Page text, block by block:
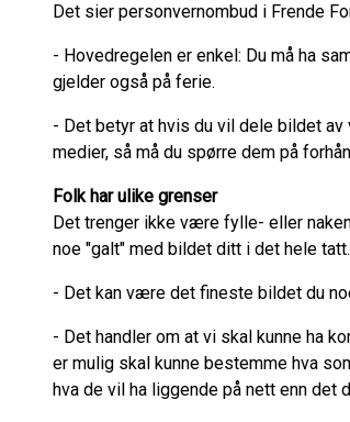
Det sier personvernombud i Frende
- Hovedregelen er enkel: Du må ha
gjelder også på ferie.
- Det betyr at hvis du vil dele bildet
medier, så må du spørre dem på
Folk har ulike grenser
Det trenger ikke være fylle- eller
noe "galt" med bildet ditt i det hele tatt.
- Det kan være det fineste bildet du
- Det handler om at vi skal kunne ha
er mulig skal kunne bestemme hva
hva de vil ha liggende på nett enn det